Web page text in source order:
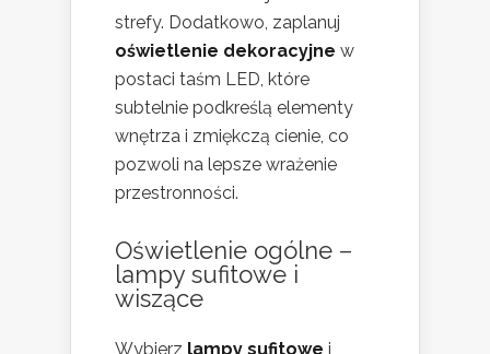
strefy. Dodatkowo, zaplanuj
oświetlenie dekoracyjne w
postaci taśm LED, które
subtelnie podkreślą elementy
wnętrza i zmiękczą cienie, co
pozwoli na lepsze wrażenie
przestronności.
Oświetlenie ogólne –
lampy sufitowe i
wiszące
Wybierz lampy sufitowe i